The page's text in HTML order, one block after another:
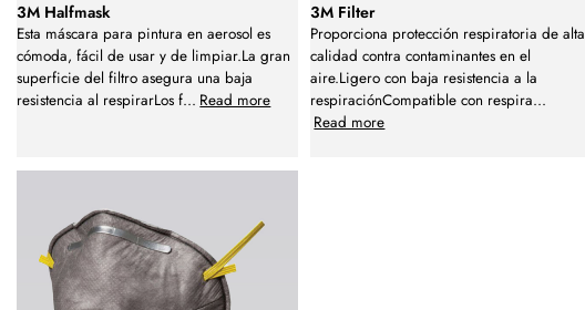
3M Halfmask
Esta máscara para pintura en aerosol es
cómoda, fácil de usar y de limpiar.La gran
superficie del filtro asegura una baja
resistencia al respirarLos f... Read more
3M Filter
Proporciona protección respiratoria de alta
calidad contra contaminantes en el
aire.Ligero con baja resistencia a la
respiraciónCompatible con respira...
Read more